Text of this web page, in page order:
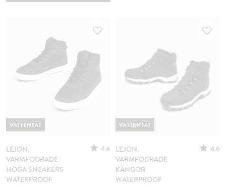
LEJON,
VARMFODRADE
HÖGA SNEAKERS
WATERPROOF
4.6
VATTENTÄT
LEJON,
VARMFODRADE
KÄNGOR
WATERPROOF
4.6
VATTENTÄT